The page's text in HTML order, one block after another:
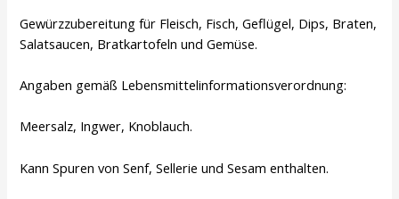
Gewürzzubereitung für Fleisch, Fisch, Geflügel, Dips, Braten,
Salatsaucen, Bratkartofeln und Gemüse.
Angaben gemäß Lebensmittelinformationsverordnung:
Meersalz, Ingwer, Knoblauch.
Kann Spuren von Senf, Sellerie und Sesam enthalten.